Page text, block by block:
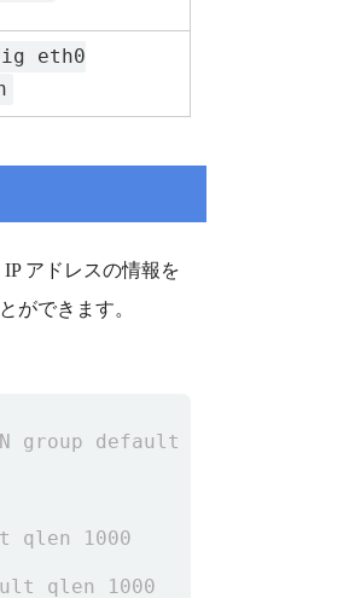
eth0
アドレスの情報を
ができます。